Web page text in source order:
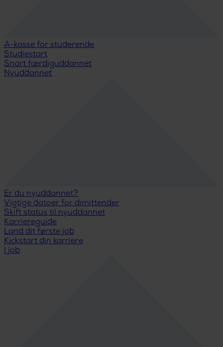
A-kasse for studerende
Studiestart
Snart færdiguddannet
Nyuddannet
Er du nyuddannet?
Vigtige datoer for dimittender
Skift status til nyuddannet
Karriereguide
Land dit første job
Kickstart din karriere
I job